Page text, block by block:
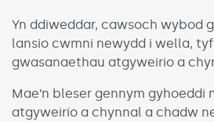
Yn ddiweddar, cawsoch wybod
lansio cwmni newydd i wella,
gwasanaethau atgyweirio a
Mae’n bleser gennym gyhoeddi
atgyweirio a chynnal a chadw